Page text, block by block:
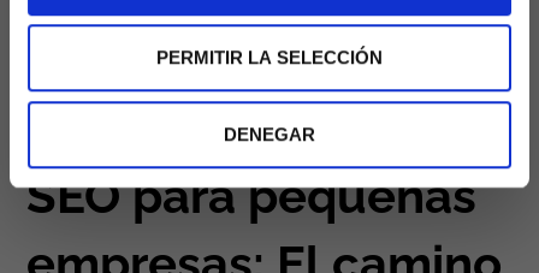
PERMITIR LA SELECCIÓN
DENEGAR
avanzadas para analizar tu sitio web y
proporcionarte recomendaciones específicas
para mejorar tu rendimiento en los motores de
SEO para pequeñas